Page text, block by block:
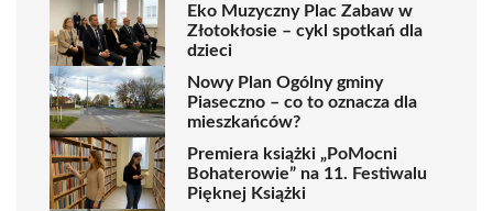
Eko Muzyczny Plac Zabaw w
Złotokłosie – cykl spotkań dla
dzieci
Nowy Plan Ogólny gminy
Piaseczno – co to oznacza dla
mieszkańców?
Premiera książki „PoMocni
Bohaterowie” na 11. Festiwalu
Pięknej Książki